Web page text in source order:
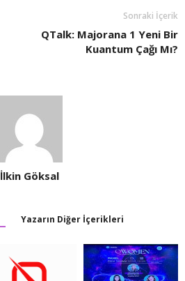
Sonraki İçerik
QTalk: Majorana 1 Yeni Bir
Kuantum Çağı Mı?
İlkin Göksal
Yazarın Diğer İçerikleri